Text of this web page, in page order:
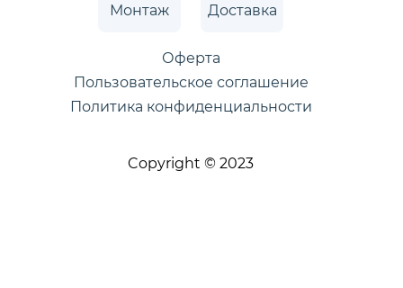
Оферта
Пользовательское соглашение
Политика конфиденциальности
Copyright © 2023
Монтаж Доставка